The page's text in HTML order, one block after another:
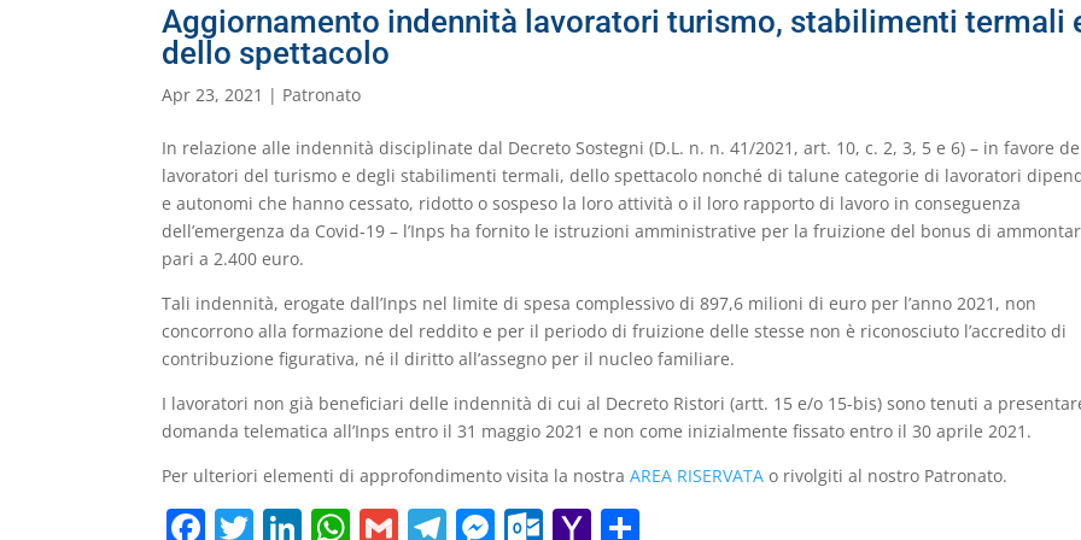
Aggiornamento indennità lavoratori turismo, stabilimenti termali
dello spettacolo
Apr 23, 2021 | Patronato
In relazione alle indennità disciplinate dal Decreto Sostegni (D.L. n. n. 41/2021, art. 10, c. 2, 3, 5 e 6) – in favore
lavoratori del turismo e degli stabilimenti termali, dello spettacolo nonché di talune categorie di lavoratori
e autonomi che hanno cessato, ridotto o sospeso la loro attività o il loro rapporto di lavoro in conseguenza
dell’emergenza da Covid-19 – l’Inps ha fornito le istruzioni amministrative per la fruizione del bonus di
pari a 2.400 euro.
Tali indennità, erogate dall’Inps nel limite di spesa complessivo di 897,6 milioni di euro per l’anno 2021, non
concorrono alla formazione del reddito e per il periodo di fruizione delle stesse non è riconosciuto l’accredito di
contribuzione figurativa, né il diritto all’assegno per il nucleo familiare.
I lavoratori non già beneficiari delle indennità di cui al Decreto Ristori (artt. 15 e/o 15-bis) sono tenuti a
domanda telematica all’Inps entro il 31 maggio 2021 e non come inizialmente fissato entro il 30 aprile 2021.
Per ulteriori elementi di approfondimento visita la nostraAREA RISERVATA o rivolgiti al nostro Patronato.
F T Li W G T M O Y